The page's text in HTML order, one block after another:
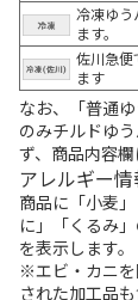
冷凍ゆう
ます。
佐川急便
ます
なお、「普通
のみチルドゆ
ず、商品内容欄
アレルギー
商品に「小麦
に」「くるみ
を表示します。
※エビ・カニ
された加工品